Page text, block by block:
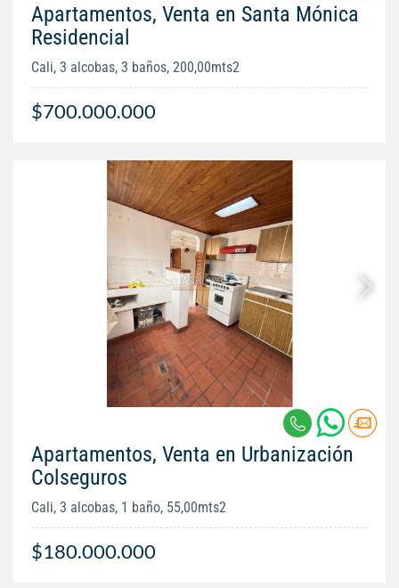
Apartamentos, Venta en Santa Mónica
Residencial
Cali, 3 alcobas, 3 baños, 200,00mts2
$700.000.000
Apartamentos, Venta en Urbanización
Colseguros
Cali, 3 alcobas, 1 baño, 55,00mts2
$180.000.000